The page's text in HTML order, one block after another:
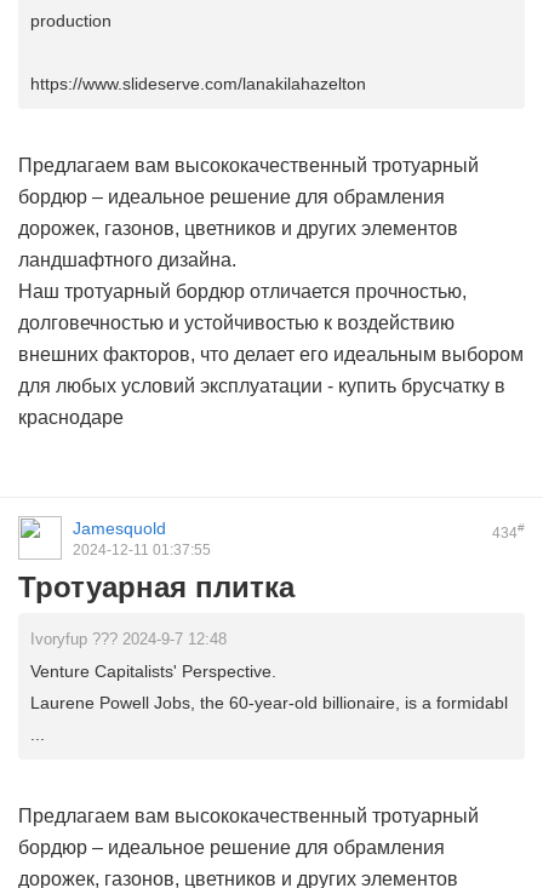
production
https://www.slideserve.com/lanakilahazelton
Предлагаем вам высококачественный тротуарный
бордюр – идеальное решение для обрамления
дорожек, газонов, цветников и других элементов
ландшафтного дизайна.
Наш тротуарный бордюр отличается прочностью,
долговечностью и устойчивостью к воздействию
внешних факторов, что делает его идеальным выбором
для любых условий эксплуатации - купить брусчатку в
краснодаре
434#
Jamesquold
2024-12-11 01:37:55
Тротуарная плитка
Ivoryfup ??? 2024-9-7 12:48
Venture Capitalists' Perspective.
Laurene Powell Jobs, the 60-year-old billionaire, is a formidabl
Предлагаем вам высококачественный тротуарный
бордюр – идеальное решение для обрамления
дорожек, газонов, цветников и других элементов